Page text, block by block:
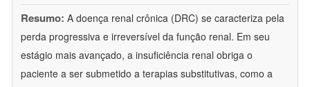
Resumo: A doença renal crônica (DRC) se caracteriza pela
perda progressiva e irreversível da função renal. Em seu
estágio mais avançado, a insuficiência renal obriga o
paciente a ser submetido a terapias substitutivas, como a